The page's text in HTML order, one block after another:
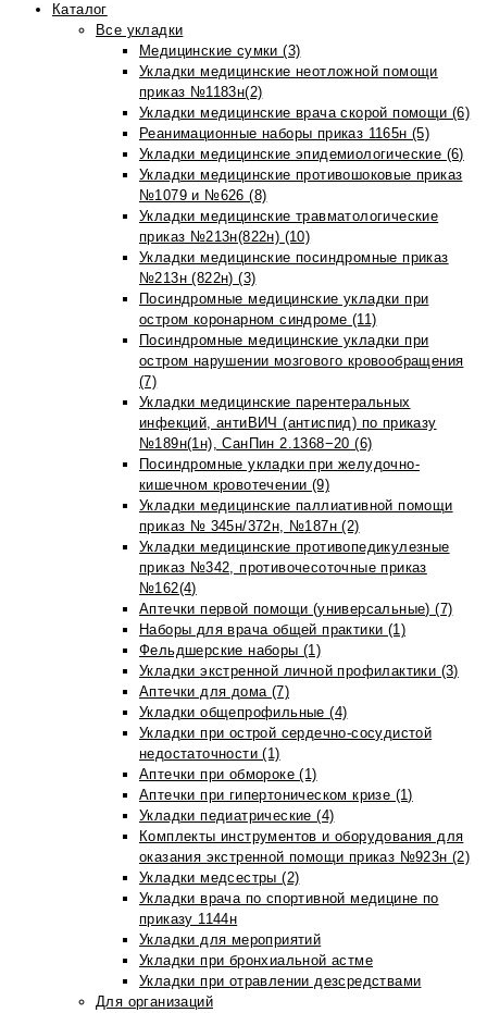
Каталог
Все укладки
Медицинские сумки (3)
Укладки медицинские неотложной помощи
приказ №1183н(2)
Укладки медицинские врача скорой помощи (6)
Реанимационные наборы приказ 1165н (5)
Укладки медицинские эпидемиологические (6)
Укладки медицинские противошоковые приказ
№1079 и №626 (8)
Укладки медицинские травматологические
приказ №213н(822н) (10)
Укладки медицинские посиндромные приказ
№213н (822н) (3)
Посиндромные медицинские укладки при
остром коронарном синдроме (11)
Посиндромные медицинские укладки при
остром нарушении мозгового кровообращения
(7)
Укладки медицинские парентеральных
инфекций, антиВИЧ (антиспид) по приказу
№189н(1н), СанПин 2.1368−20 (6)
Посиндромные укладки при желудочно-
кишечном кровотечении (9)
Укладки медицинские паллиативной помощи
приказ № 345н/372н, №187н (2)
Укладки медицинские противопедикулезные
приказ №342, противочесоточные приказ
№162(4)
Аптечки первой помощи (универсальные) (7)
Наборы для врача общей практики (1)
Фельдшерские наборы (1)
Укладки экстренной личной профилактики (3)
Аптечки для дома (7)
Укладки общепрофильные (4)
Укладки при острой сердечно-сосудистой
недостаточности (1)
Аптечки при обмороке (1)
Аптечки при гипертоническом кризе (1)
Укладки педиатрические (4)
Комплекты инструментов и оборудования для
оказания экстренной помощи приказ №923н (2)
Укладки медсестры (2)
Укладки врача по спортивной медицине по
приказу 1144н
Укладки для мероприятий
Укладки при бронхиальной астме
Укладки при отравлении дезсредствами
Для организаций